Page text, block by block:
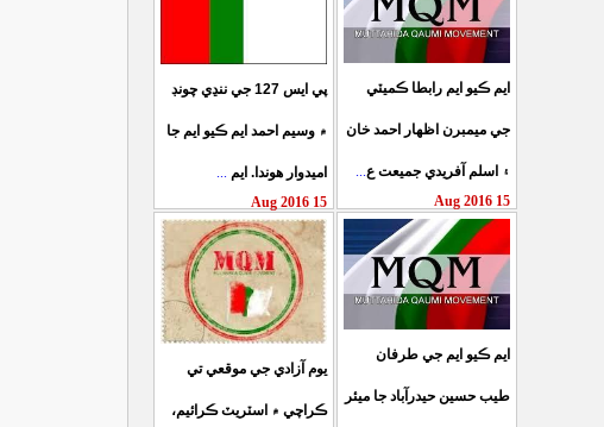
پي ايس 127 جي ننڍي چونڊ
۾ وسيم احمد ايم ڪيو ايم جا
اميدوار هوندا. ايم
15 Aug 2016
ايم ڪيو ايم رابطا ڪميٽي
جي ميمبرن اظهار احمد خان
۽ اسلم آفريدي جميعت ع...
15 Aug 2016
يوم آزادي جي موقعي تي
ڪراچي ۾ اسٽريٽ ڪرائيم،
ايم ڪيو ايم جي طرفان
طيب حسين حيدرآباد جا ميئر